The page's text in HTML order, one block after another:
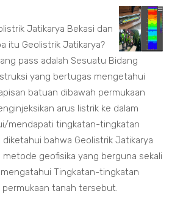
Jatikarya Bekasi dan
itu Geolistrik Jatikarya?
pass adalah Sesuatu Bidang
yang bertugas mengetahui
batuan dibawah permukaan
arus listrik ke dalam
mendapati tingkatan-tingkatan
bahwa Geolistrik Jatikarya
geofisika yang berguna sekali
Tingkatan-tingkatan
tanah tersebut.